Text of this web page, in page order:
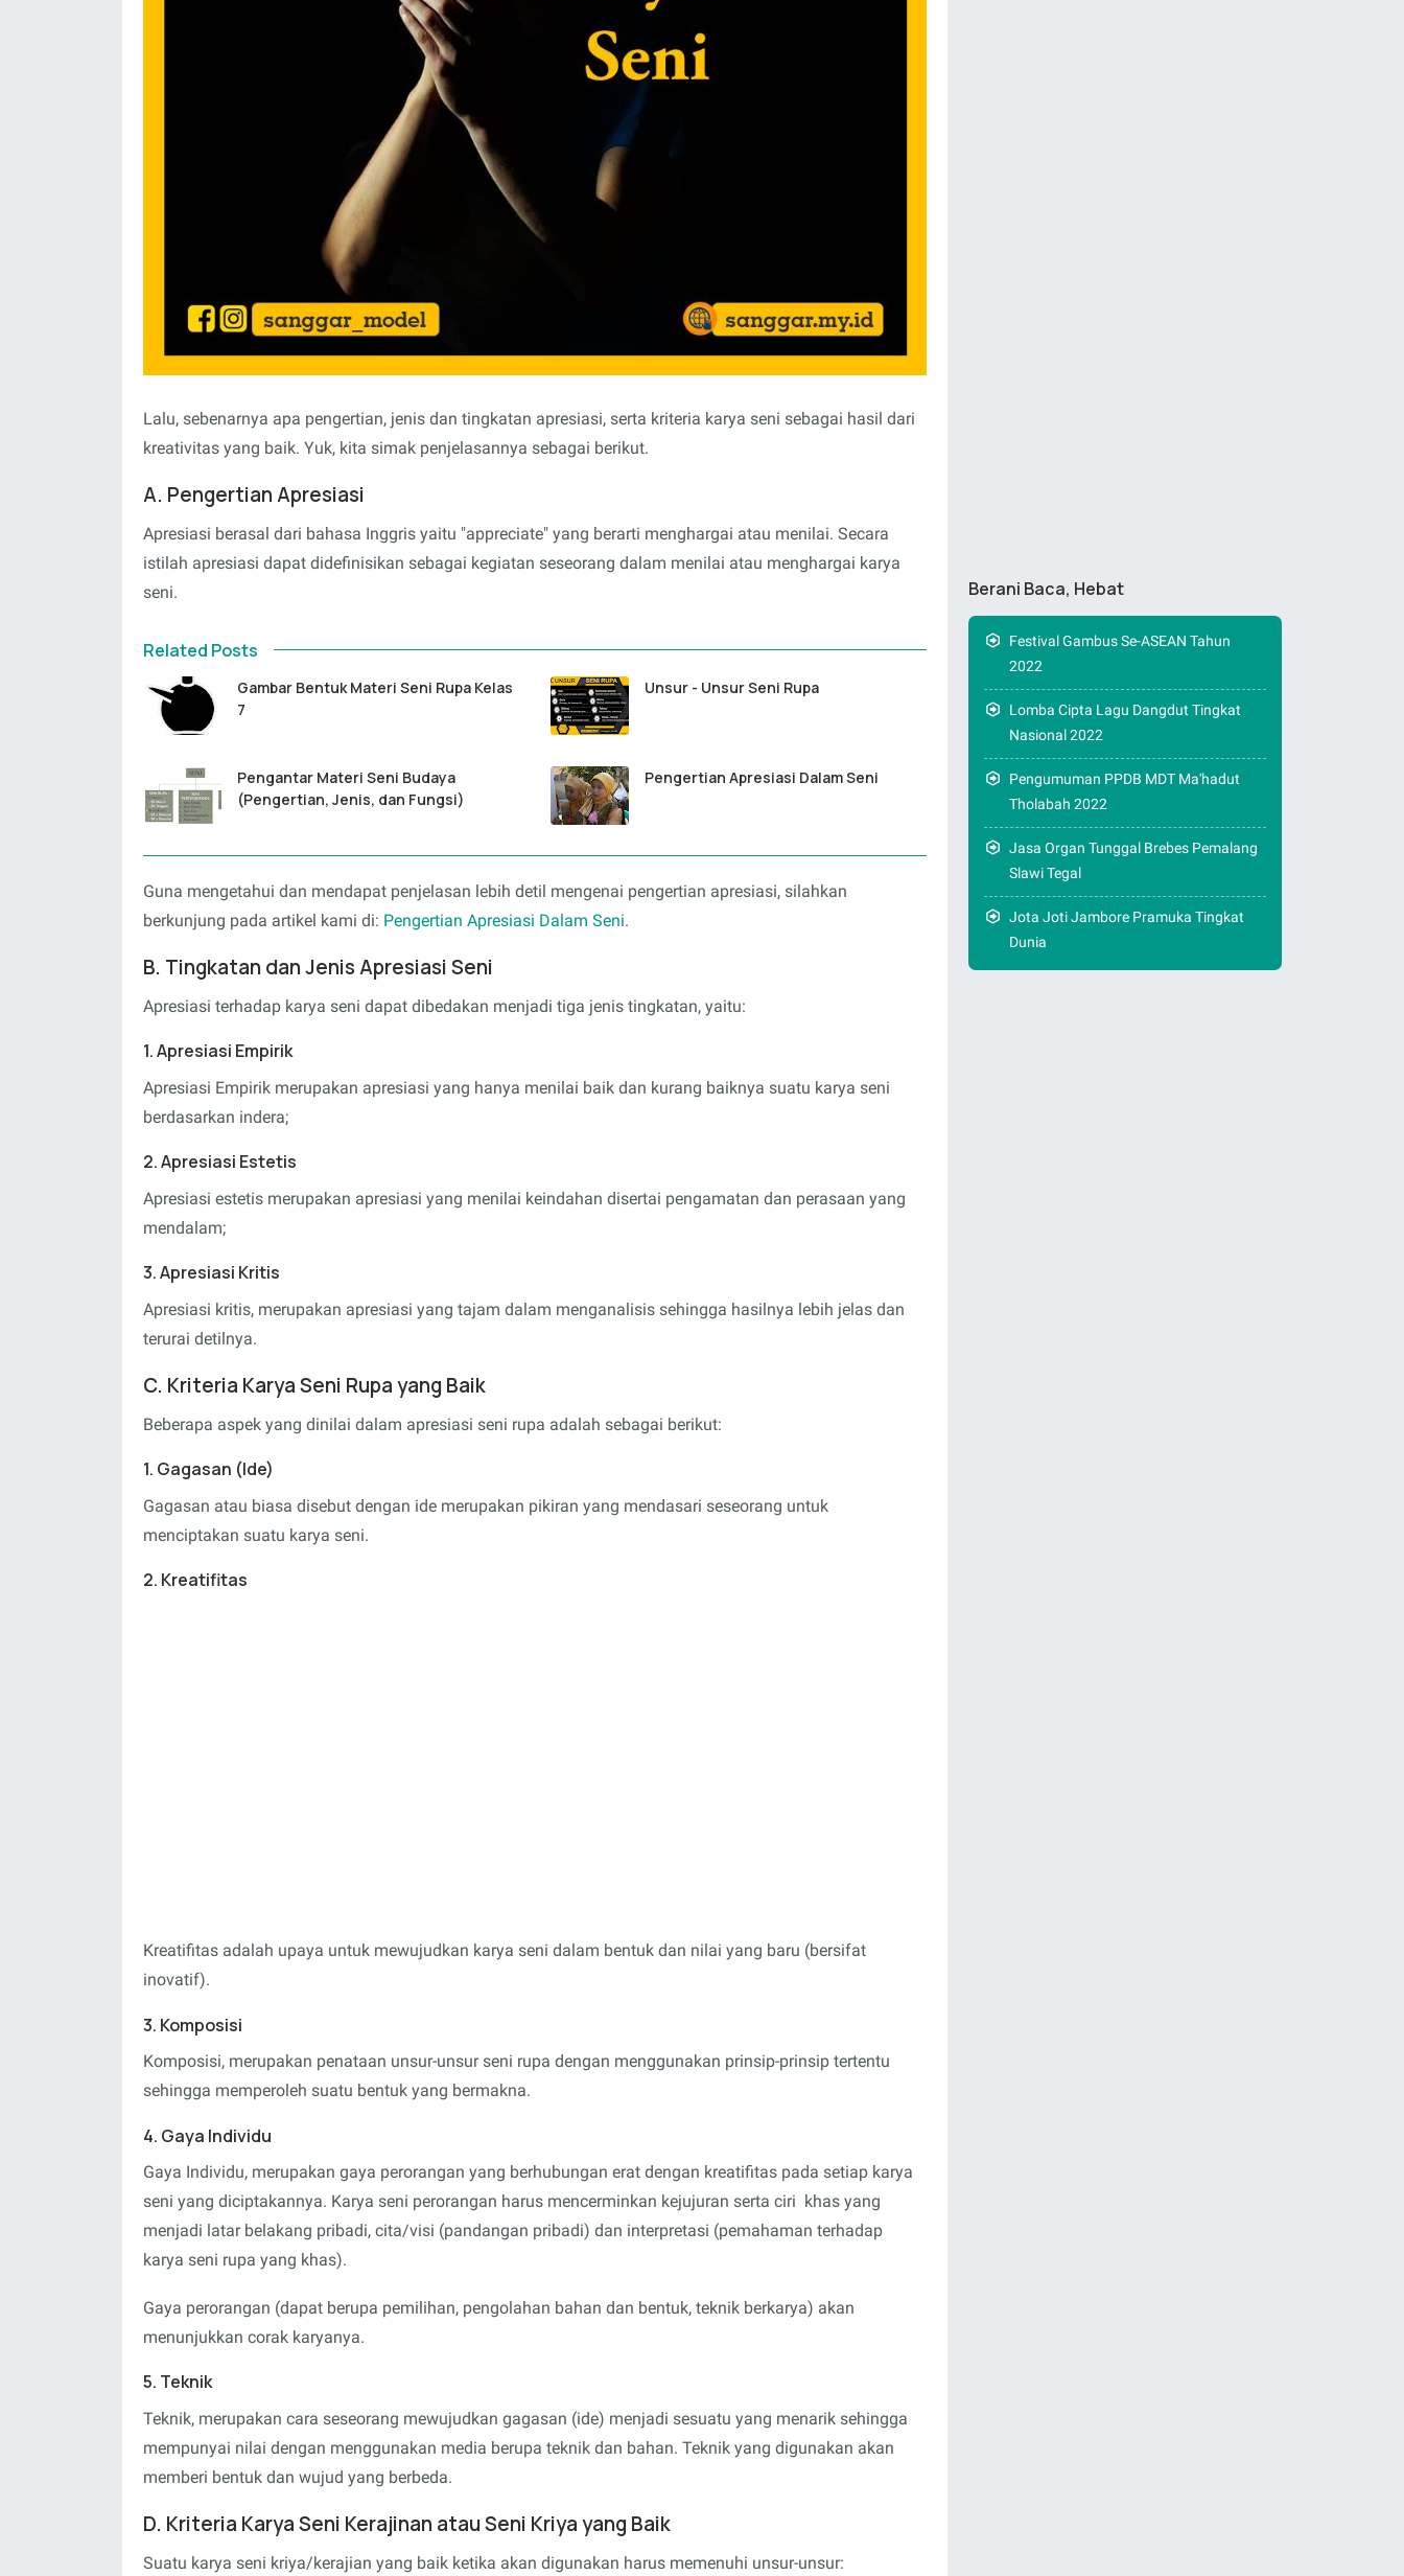
Lalu, sebenarnya apa pengertian, jenis dan tingkatan apresiasi, serta kriteria karya seni sebagai hasil dari
kreativitas yang baik. Yuk, kita simak penjelasannya sebagai berikut.
A. Pengertian Apresiasi
Apresiasi berasal dari bahasa Inggris yaitu "appreciate" yang berarti menghargai atau menilai. Secara
istilah apresiasi dapat didefinisikan sebagai kegiatan seseorang dalam menilai atau menghargai karya
seni.
Related Posts
Gambar Bentuk Materi Seni Rupa Kelas
7
Unsur - Unsur Seni Rupa
Pengantar Materi Seni Budaya
(Pengertian, Jenis, dan Fungsi)
Pengertian Apresiasi Dalam Seni
Guna mengetahui dan mendapat penjelasan lebih detil mengenai pengertian apresiasi, silahkan
berkunjung pada artikel kami di: Pengertian Apresiasi Dalam Seni.
B. Tingkatan dan Jenis Apresiasi Seni
Apresiasi terhadap karya seni dapat dibedakan menjadi tiga jenis tingkatan, yaitu:
1. Apresiasi Empirik
Apresiasi Empirik merupakan apresiasi yang hanya menilai baik dan kurang baiknya suatu karya seni
berdasarkan indera;
2. Apresiasi Estetis
Apresiasi estetis merupakan apresiasi yang menilai keindahan disertai pengamatan dan perasaan yang
mendalam;
3. Apresiasi Kritis
Apresiasi kritis, merupakan apresiasi yang tajam dalam menganalisis sehingga hasilnya lebih jelas dan
terurai detilnya.
C. Kriteria Karya Seni Rupa yang Baik
Beberapa aspek yang dinilai dalam apresiasi seni rupa adalah sebagai berikut:
1. Gagasan (Ide)
Gagasan atau biasa disebut dengan ide merupakan pikiran yang mendasari seseorang untuk
menciptakan suatu karya seni.
2. Kreatifitas
Kreatifitas adalah upaya untuk mewujudkan karya seni dalam bentuk dan nilai yang baru (bersifat
inovatif).
3. Komposisi
Komposisi, merupakan penataan unsur-unsur seni rupa dengan menggunakan prinsip-prinsip tertentu
sehingga memperoleh suatu bentuk yang bermakna.
4. Gaya Individu
Gaya Individu, merupakan gaya perorangan yang berhubungan erat dengan kreatifitas pada setiap karya
seni yang diciptakannya. Karya seni perorangan harus mencerminkan kejujuran serta ciri khas yang
menjadi latar belakang pribadi, cita/visi (pandangan pribadi) dan interpretasi (pemahaman terhadap
karya seni rupa yang khas).
Gaya perorangan (dapat berupa pemilihan, pengolahan bahan dan bentuk, teknik berkarya) akan
menunjukkan corak karyanya.
5. Teknik
Teknik, merupakan cara seseorang mewujudkan gagasan (ide) menjadi sesuatu yang menarik sehingga
mempunyai nilai dengan menggunakan media berupa teknik dan bahan. Teknik yang digunakan akan
memberi bentuk dan wujud yang berbeda.
D. Kriteria Karya Seni Kerajinan atau Seni Kriya yang Baik
Suatu karya seni kriya/kerajian yang baik ketika akan digunakan harus memenuhi unsur-unsur:
Berani Baca, Hebat
Festival Gambus Se-ASEAN Tahun
2022
Lomba Cipta Lagu Dangdut Tingkat
Nasional 2022
Pengumuman PPDB MDT Ma'hadut
Tholabah 2022
Jasa Organ Tunggal Brebes Pemalang
Slawi Tegal
Jota Joti Jambore Pramuka Tingkat
Dunia